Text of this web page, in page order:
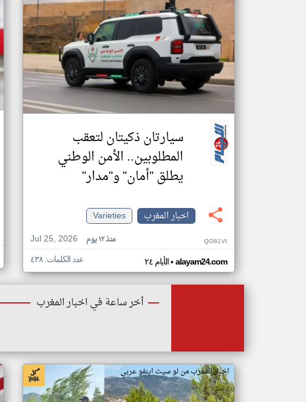
سيارتان ذكيتان لتعقب
المطلوبين.. الأمن الوطني
يطلق "أمان" و"مدار"
اخبار المغرب
Varieties
Jul 25, 2026
منذ ١٢ يوم QO81VI
الأيام ٢٤• alayam24.com عدد الكلمات: ٤٣٨
أخر ساعة في اخبار المغرب
اخبار المغرب من لو سيت اينفو عربي